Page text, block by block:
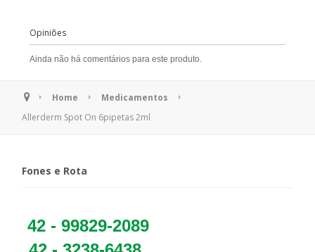
Opiniões
Ainda não há comentários para este produto.
Home
Medicamentos
Allerderm Spot On 6pipetas 2ml
Fones e Rota
42 - 99829-2089